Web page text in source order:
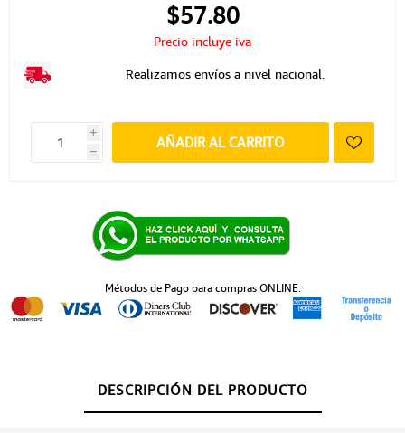
$57.80
Precio incluye iva
Realizamos envíos a nivel nacional.
i
h
AÑADIR AL CARRITO
Métodos de Pago para compras ONLINE:
DESCRIPCIÓN DEL PRODUCTO